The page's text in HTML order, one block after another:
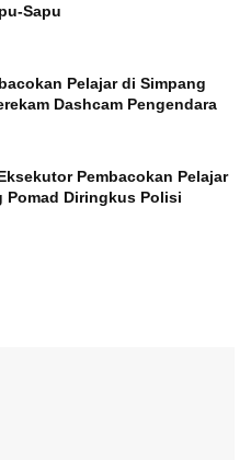
Sapu
Pelajar di Simpang
Dashcam Pengendara
Pembacokan Pelajar
Pomad Diringkus Polisi